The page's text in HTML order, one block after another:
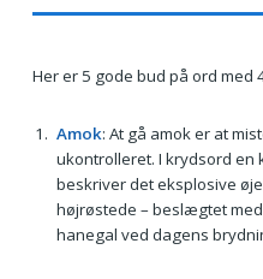
Her er 5 gode bud på ord med
Amok: At gå amok er at
ukontrolleret. I krydsord en
beskriver det eksplosive
højrøstede – beslægtet
hanegal ved dagens